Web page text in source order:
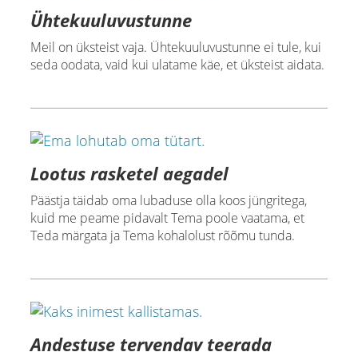
Ühtekuuluvustunne
Meil on üksteist vaja. Ühtekuuluvustunne ei tule, kui
seda oodata, vaid kui ulatame käe, et üksteist aidata.
Lootus rasketel aegadel
Päästja täidab oma lubaduse olla koos jüngritega,
kuid me peame pidavalt Tema poole vaatama, et
Teda märgata ja Tema kohalolust rõõmu tunda.
Andestuse tervendav teerada